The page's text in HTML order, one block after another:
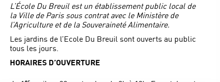
L’École Du Breuil est un établissement public local de
la Ville de Paris sous contrat avec le Ministère de
l’Agriculture et de la Souveraineté Alimentaire.
Les jardins de l’Ecole Du Breuil sont ouverts au public
tous les jours.
HORAIRES D’OUVERTURE